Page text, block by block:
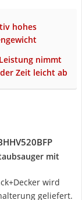
hohes
nimmt
Zeit leicht ab
mit
wird
geliefert.